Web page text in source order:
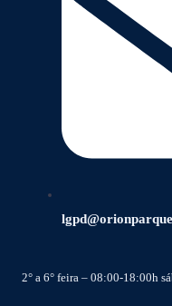
2° a 6° feira – 08:00-18:00h